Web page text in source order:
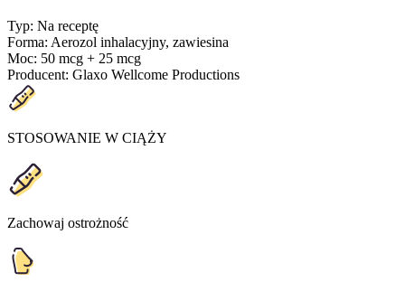
Typ: Na receptę
Forma: Aerozol inhalacyjny, zawiesina
Moc: 50 mcg + 25 mcg
Producent: Glaxo Wellcome Productions
STOSOWANIE W CIĄŻY
Zachowaj ostrożność